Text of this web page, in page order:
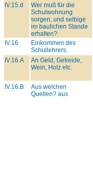
IV.15.d
Wer muß für die
Schulwohnung
sorgen, und selbige
im baulichen Stande
erhalten?
IV.16
Einkommen des
Schullehrers.
IV.16.A
An Geld, Getreide,
Wein, Holz etc.
IV.16.B
Aus welchen
Quellen? aus